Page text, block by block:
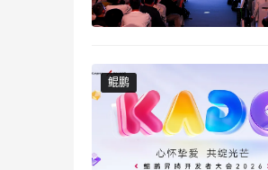
鲲鹏
鲲鹏